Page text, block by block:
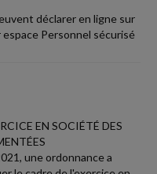
déclarer en ligne sur
Personnel sécurisé
EN SOCIÉTÉ DES
une ordonnance a